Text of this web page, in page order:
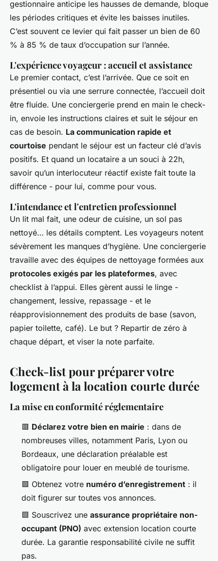
gestionnaire anticipe les hausses de demande, bloque
les périodes critiques et évite les baisses inutiles.
C’est souvent ce levier qui fait passer un bien de 60
% à 85 % de taux d’occupation sur l’année.
L'expérience voyageur : accueil et assistance
Le premier contact, c’est l’arrivée. Que ce soit en
présentiel ou via une serrure connectée, l’accueil doit
être fluide. Une conciergerie prend en main le check-
in, envoie les instructions claires et suit le séjour en
cas de besoin. La communication rapide et
courtoise pendant le séjour est un facteur clé d’avis
positifs. Et quand un locataire a un souci à 22h,
savoir qu’un interlocuteur réactif existe fait toute la
différence - pour lui, comme pour vous.
L'intendance et l'entretien professionnel
Un lit mal fait, une odeur de cuisine, un sol pas
nettoyé… les détails comptent. Les voyageurs notent
sévèrement les manques d’hygiène. Une conciergerie
travaille avec des équipes de nettoyage formées aux
protocoles exigés par les plateformes, avec
checklist à l’appui. Elles gèrent aussi le linge -
changement, lessive, repassage - et le
réapprovisionnement des produits de base (savon,
papier toilette, café). Le but ? Repartir de zéro à
chaque départ, et viser la note parfaite.
Check-list pour préparer votre
logement à la location courte durée
La mise en conformité réglementaire
🟥 Déclarez votre bien en mairie : dans de
nombreuses villes, notamment Paris, Lyon ou
Bordeaux, une déclaration préalable est
obligatoire pour louer en meublé de tourisme.
🟩 Obtenez votre numéro d’enregistrement : il
doit figurer sur toutes vos annonces.
🟦 Souscrivez une assurance propriétaire non-
occupant (PNO) avec extension location courte
durée. La garantie responsabilité civile ne suffit
pas.